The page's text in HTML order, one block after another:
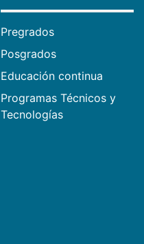
Pregrados
Posgrados
Educación continua
Programas Técnicos y
Tecnologías